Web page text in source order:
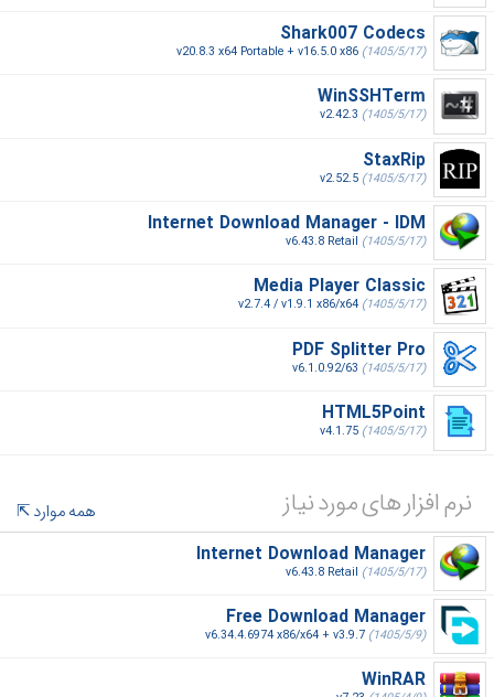
Shark007 Codecs
v20.8.3 x64 Portable + v16.5.0 x86 (1405/5/17)
WinSSHTerm
v2.42.3 (1405/5/17)
StaxRip
v2.52.5 (1405/5/17)
Internet Download Manager - IDM
v6.43.8 Retail (1405/5/17)
Media Player Classic
v2.7.4 / v1.9.1 x86/x64 (1405/5/17)
PDF Splitter Pro
v6.1.0.92/63 (1405/5/17)
HTML5Point
v4.1.75 (1405/5/17)
نرم افزار های مورد نیاز
همه موارد
Internet Download Manager
v6.43.8 Retail (1405/5/17)
Free Download Manager
v6.34.4.6974 x86/x64 + v3.9.7 (1405/5/9)
WinRAR